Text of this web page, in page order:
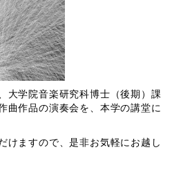
大学院音楽研究科博士（後期）課
曲作品の演奏会を、本学の講堂に
けますので、是非お気軽にお越し